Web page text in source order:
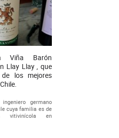
Viña Barón
Llay Llay , que
los mejores
germano
cuya familia es de
vitivinícola en